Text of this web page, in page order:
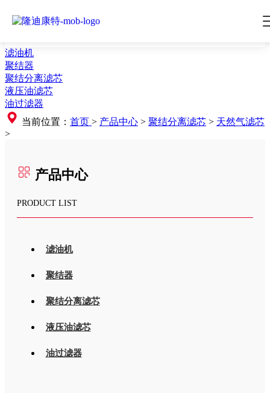
滤油机
聚结器
聚结分离滤芯
液压油滤芯
油过滤器
当前位置： 首页 > 产品中心 > 聚结分离滤芯 > 天然气滤芯
>
产品中心
PRODUCT LIST
滤油机
聚结器
聚结分离滤芯
液压油滤芯
油过滤器